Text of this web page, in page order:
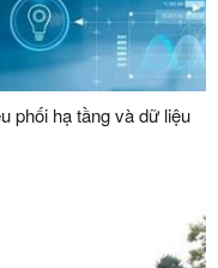
phối hạ tầng và dữ liệu